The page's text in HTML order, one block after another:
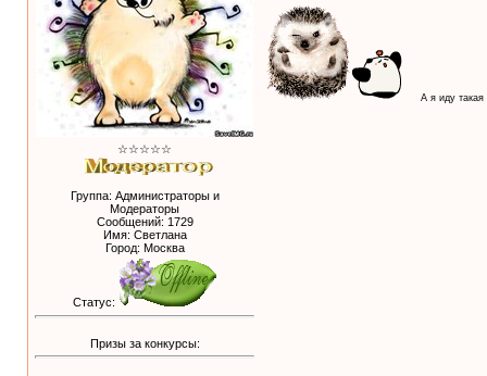
☆☆☆☆☆
Группа: Администраторы и
Модераторы
Сообщений: 1729
Имя: Светлана
Город: Москва
Статус:
Призы за конкурсы:
А я иду такая